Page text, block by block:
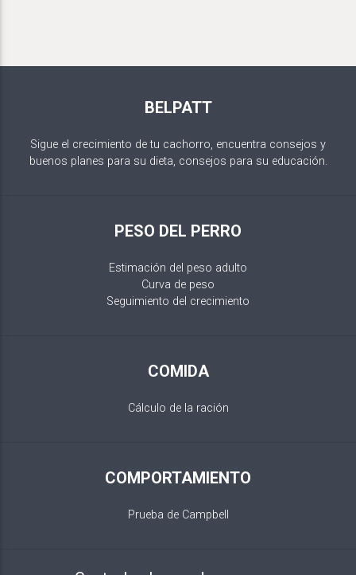
BELPATT
Sigue el crecimiento de tu cachorro, encuentra consejos y
buenos planes para su dieta, consejos para su educación.
PESO DEL PERRO
Estimación del peso adulto
Curva de peso
Seguimiento del crecimiento
COMIDA
Cálculo de la ración
COMPORTAMIENTO
Prueba de Campbell